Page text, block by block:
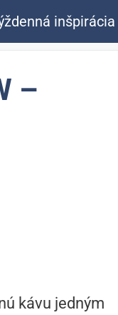
inšpirácia
–
kávu jedným